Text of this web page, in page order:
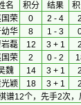
名 积分 结果
荣 0 2 - 4
华 8 1 - 3
岩磊 12 3 + 1
荣 2 0 - 2
魏 14 3 + 1
颖 18 3 + 1
谱12个，先手2次